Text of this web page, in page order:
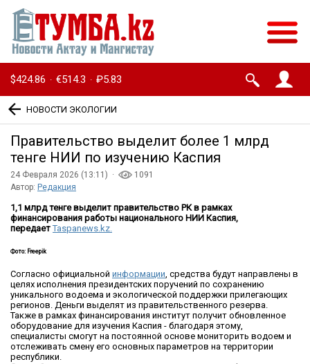
$424.86 · €514.3 · ₽5.83
НОВОСТИ ЭКОЛОГИИ
Правительство выделит более 1 млрд
тенге НИИ по изучению Каспия
24 Февраля 2026 (13:11) ·
1091
Автор: Редакция
1,1 млрд тенге выделит правительство РК в рамках
финансирования работы национального НИИ Каспия,
передаетTaspanews.kz.
Фото: Freepik
Согласно официальной информации , средства будут направлены в
целях исполнения президентских поручений по сохранению
уникального водоема и экологической поддержки прилегающих
регионов. Деньги выделят из правительственного резерва.
Также в рамках финансирования институт получит обновленное
оборудование для изучения Каспия - благодаря этому,
специалисты смогут на постоянной основе мониторить водоем и
отслеживать смену его основных параметров на территории
республики.